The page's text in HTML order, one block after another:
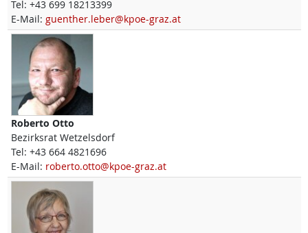
Tel: +43 699 18213399
E-Mail: guenther.leber@kpoe-graz.at
Roberto Otto
Bezirksrat Wetzelsdorf
Tel: +43 664 4821696
E-Mail: roberto.otto@kpoe-graz.at